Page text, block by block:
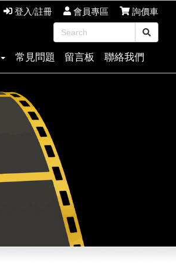
登入/註冊 會員專區 詢價車
常見問題 留言板 聯絡我們